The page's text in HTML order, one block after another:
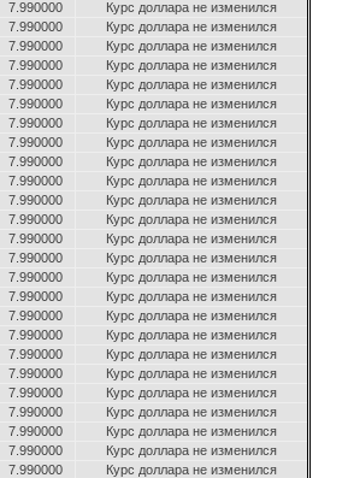
7.990000
Курс доллара не изменился
7.990000
Курс доллара не изменился
7.990000
Курс доллара не изменился
7.990000
Курс доллара не изменился
7.990000
Курс доллара не изменился
7.990000
Курс доллара не изменился
7.990000
Курс доллара не изменился
7.990000
Курс доллара не изменился
7.990000
Курс доллара не изменился
7.990000
Курс доллара не изменился
7.990000
Курс доллара не изменился
7.990000
Курс доллара не изменился
7.990000
Курс доллара не изменился
7.990000
Курс доллара не изменился
7.990000
Курс доллара не изменился
7.990000
Курс доллара не изменился
7.990000
Курс доллара не изменился
7.990000
Курс доллара не изменился
7.990000
Курс доллара не изменился
7.990000
Курс доллара не изменился
7.990000
Курс доллара не изменился
7.990000
Курс доллара не изменился
7.990000
Курс доллара не изменился
7.990000
Курс доллара не изменился
7.990000 Курс доллара не изменился